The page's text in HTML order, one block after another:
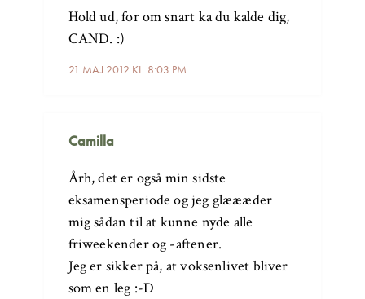
21 MAJ 2012 KL. 8:03 PM
Hold ud, for om snart ka du kalde dig,
CAND. :)
Camilla
Årh, det er også min sidste
eksamensperiode og jeg glæææder
mig sådan til at kunne nyde alle
friweekender og -aftener.
Jeg er sikker på, at voksenlivet bliver
som en leg :-D